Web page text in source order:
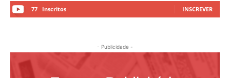
77 Inscritos INSCREVER
- Publicidade -